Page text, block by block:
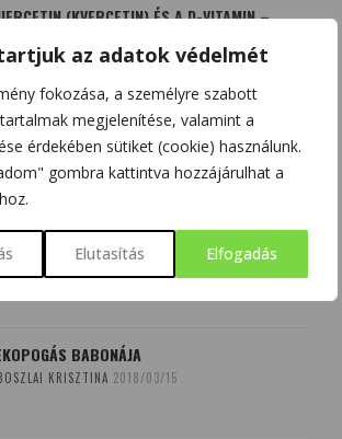
az adatok védelmét
fokozása, a személyre szabott
megjelenítése, valamint a
érdekében sütiket (cookie) használunk.
gombra kattintva hozzájárulhat a
Elutasítás Elfogadás
(KVERCETIN) ÉS A D-VITAMIN –
BEATRIX - SZOBOSZLAI KRISZTINA 2020/03/20
NÉGY FORRÁSA: DOPAMIN,
SZEROTONIN ÉS OXITOCIN
BENCE 2020/12/12
NYOMÁBAN
KRISZTINA 2017/10/08
BABONÁJA
KRISZTINA 2018/03/15